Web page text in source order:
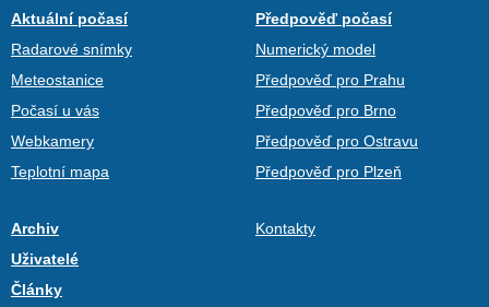
Aktuální počasí
Radarové snímky
Meteostanice
Počasí u vás
Webkamery
Teplotní mapa
Předpověď počasí
Numerický model
Předpověď pro Prahu
Předpověď pro Brno
Předpověď pro Ostravu
Předpověď pro Plzeň
Archiv
Uživatelé
Články
Kontakty